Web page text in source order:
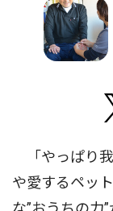
「やっぱり
や愛するペッ